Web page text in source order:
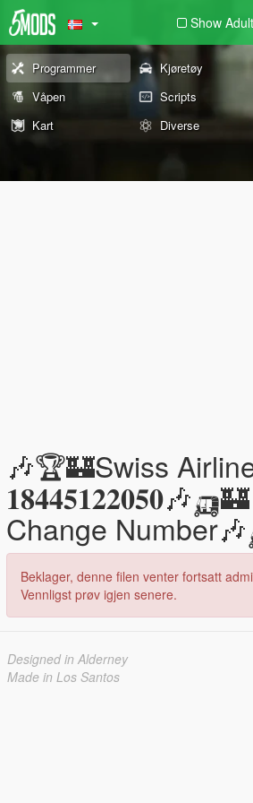
Show Adult
Programmer Kjøretøy
Våpen
Scripts
Kart
Diverse
🎶🏆🏰Swiss
Change
Beklager, denne filen venter fortsatt
Vennligst prøv igjen senere.
Designed in Alderney
Made in Los Santos